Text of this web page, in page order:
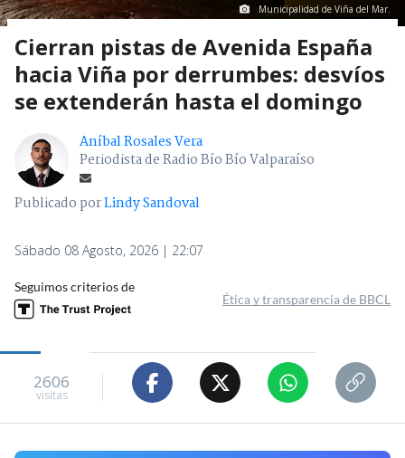
Municipalidad de Viña del Mar.
Cierran pistas de Avenida España
hacia Viña por derrumbes: desvíos
se extenderán hasta el domingo
Aníbal Rosales Vera
Periodista de Radio Bío Bío Valparaíso
Publicado porLindy Sandoval
Sábado 08 Agosto, 2026 | 22:07
Seguimos criterios de
Ética y transparencia de BBCL
2606
visitas